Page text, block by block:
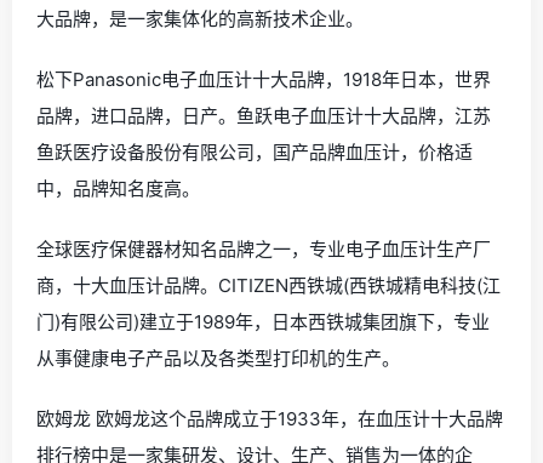
大品牌，是一家集体化的高新技术企业。
松下Panasonic电子血压计十大品牌，1918年日本，世界
品牌，进口品牌，日产。鱼跃电子血压计十大品牌，江苏
鱼跃医疗设备股份有限公司，国产品牌血压计，价格适
中，品牌知名度高。
全球医疗保健器材知名品牌之一，专业电子血压计生产厂
商，十大血压计品牌。CITIZEN西铁城(西铁城精电科技(江
门)有限公司)建立于1989年，日本西铁城集团旗下，专业
从事健康电子产品以及各类型打印机的生产。
欧姆龙 欧姆龙这个品牌成立于1933年，在血压计十大品牌
排行榜中是一家集研发、设计、生产、销售为一体的企